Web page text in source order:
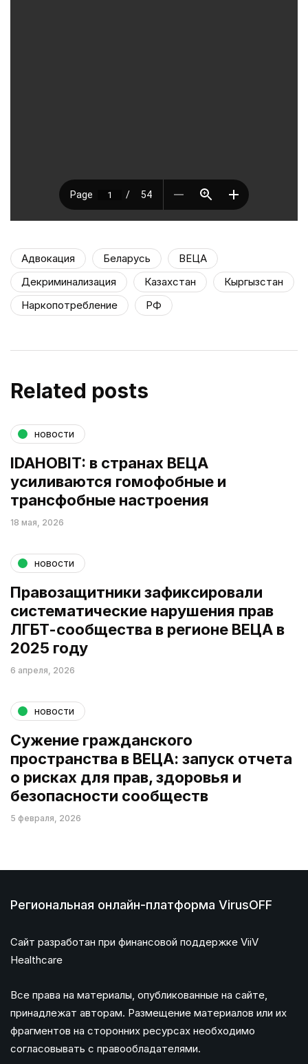
Адвокация Беларусь
ВЕЦА
Декриминализация
Казахстан
Кыргызстан
Наркопотребление
РФ
Related posts
новости
IDAHOBIT: в странах ВЕЦА
усиливаются гомофобные и
трансфобные настроения
18 мая, 2026
новости
Правозащитники зафиксировали
систематические нарушения прав
ЛГБТ-сообщества в регионе ВЕЦА в
2025 году
6 апреля, 2026
новости
Сужение гражданского
пространства в ВЕЦА: запуск отчета
о рисках для прав, здоровья и
безопасности сообществ
5 февраля, 2026
Региональная онлайн-платформа VirusOFF
Сайт разработан при финансовой поддержке ViiV
Healthcare
Все права на материалы, опубликованные на сайте,
принадлежат авторам. Размещение материалов или их
фрагментов на сторонних ресурсах необходимо
согласовывать с правообладателями.